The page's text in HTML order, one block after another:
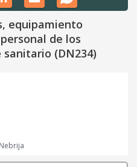
equipamiento
de los
(DN234)